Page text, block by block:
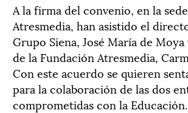
A la firma del convenio, en la
Atresmedia, han asistido el
Grupo Siena, José María de
de la Fundación Atresmedia,
Con este acuerdo se quieren
para la colaboración de las dos
comprometidas con la Educación.